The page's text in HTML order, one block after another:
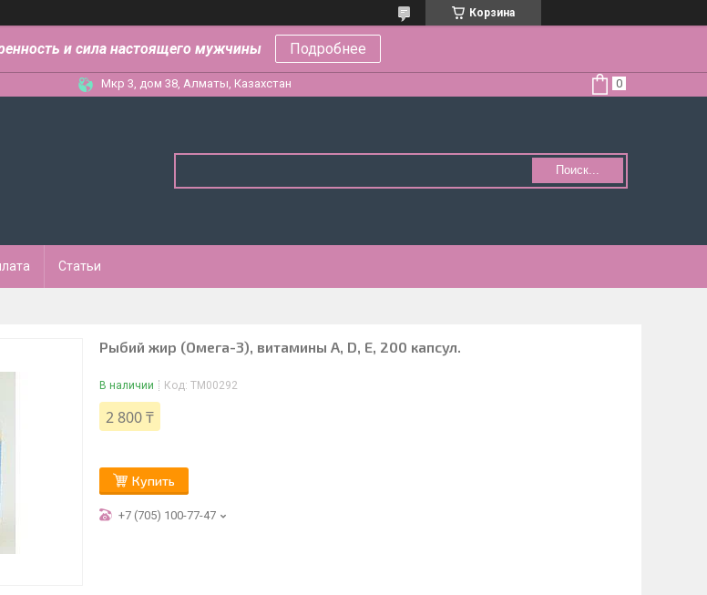
Корзина
и сила настоящего мужчины Подробнее
Мкр 3, дом 38, Алматы, Казахстан
Поиск...
Статьи
Рыбий жир (Омега-3), витамины А, D, E, 200 капсул.
В наличии Код: ТМ00292
2 800 ₸
Купить
+7 (705) 100-77-47